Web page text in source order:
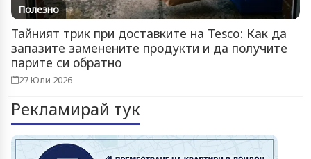
Полезно
Тайният трик при доставките на Tesco: Как да
запазите заменените продукти и да получите
парите си обратно
27 Юли 2026
Рекламирай тук